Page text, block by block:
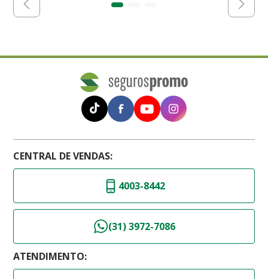
CENTRAL DE VENDAS:
4003-8442
(31) 3972-7086
ATENDIMENTO: